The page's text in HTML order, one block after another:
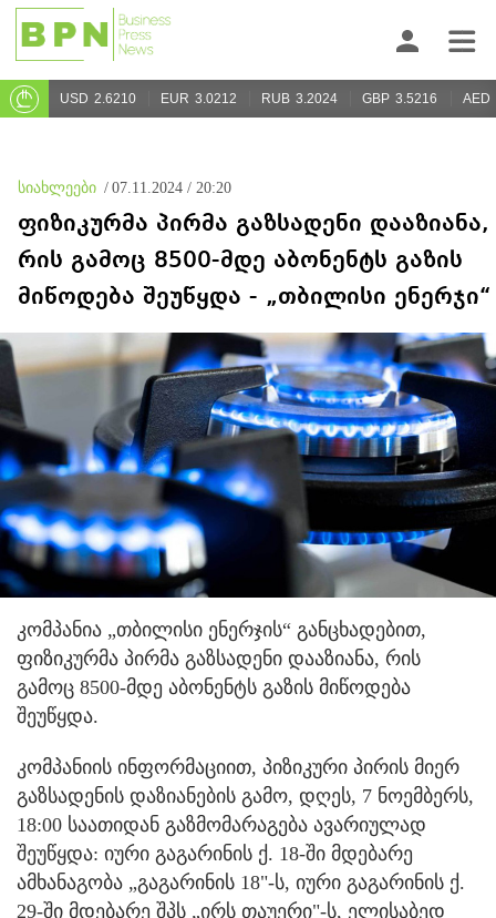
USD 2.6210 EUR 3.0212 RUB 3.2024 GBP 3.5216 AED
სიახლეები / 07.11.2024 / 20:20
ფიზიკურმა პირმა გაზსადენი დააზიანა,
რის გამოც 8500-მდე აბონენტს გაზის
მიწოდება შეუწყდა - „თბილისი ენერჯი“
კომპანია „თბილისი ენერჯის“ განცხადებით,
ფიზიკურმა პირმა გაზსადენი დააზიანა, რის
გამოც 8500-მდე აბონენტს გაზის მიწოდება
შეუწყდა.
კომპანიის ინფორმაციით, პიზიკური პირის მიერ
გაზსადენის დაზიანების გამო, დღეს, 7 ნოემბერს,
18:00 საათიდან გაზმომარაგება ავარიულად
შეუწყდა: იური გაგარინის ქ. 18-ში მდებარე
ამხანაგობა „გაგარინის 18"-ს, იური გაგარინის ქ.
29-ში მდებარე შპს „ირს თაუერი"-ს, ელისაბედ